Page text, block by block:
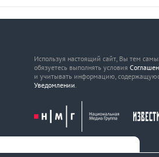
Используя настоящий сайт, Вы тем
обязуетесь выполнять условия
и учитывать информацию,
Уведомлении.